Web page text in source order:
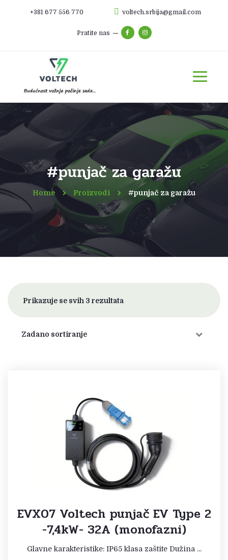
+381 677 556 770 voltech.srbija@gmail.com
Pratite nas
#punjač za garažu
Home Proizvodi #punjač za garažu
Prikazuje se svih 3 rezultata
EVX07 Voltech punjač EV Type 2
-7,4kW- 32A (monofazni)
Glavne karakteristike: IP65 klasa zaštite Dužina ...